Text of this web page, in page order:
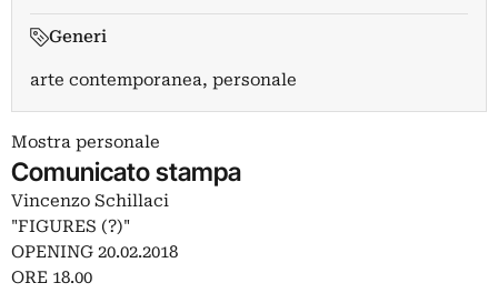
Generi
arte contemporanea, personale
Mostra personale
Comunicato stampa
Vincenzo Schillaci
"FIGURES (?)"
OPENING 20.02.2018
ORE 18.00